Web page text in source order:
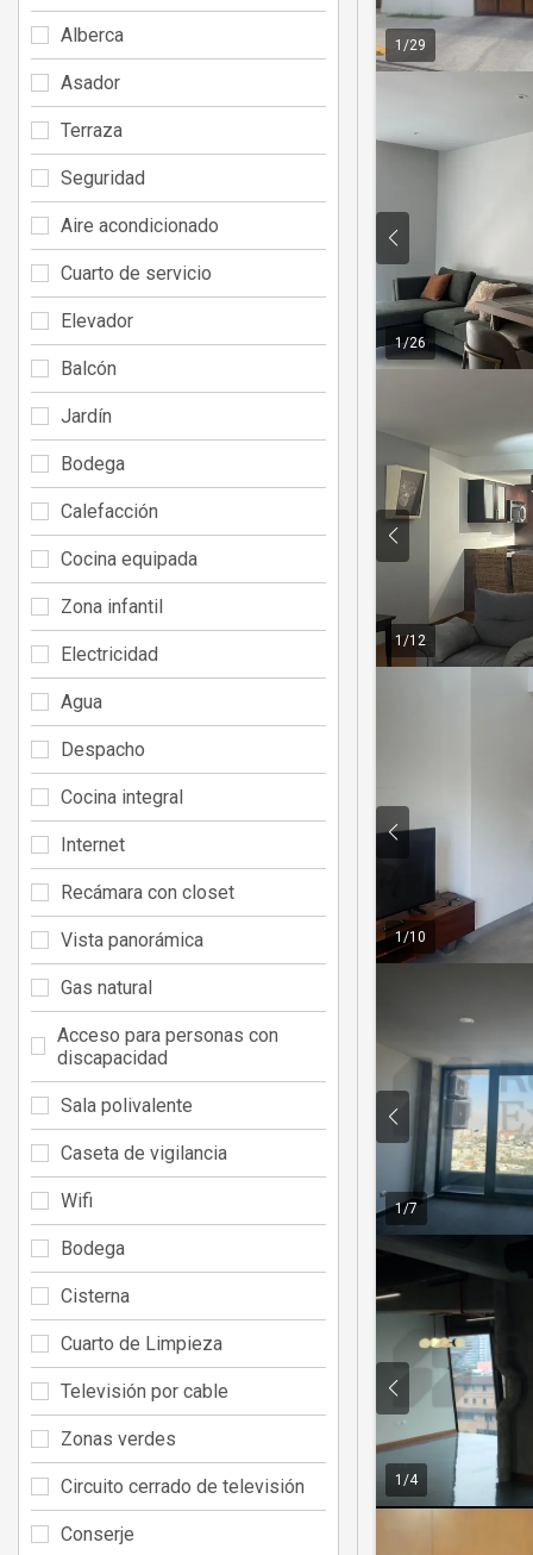
1 /29
1/26
1 /12
1/10
1/7
1 /4
Alberca
Asador
Terraza
Seguridad
Aire acondicionado
Cuarto de servicio
Elevador
Balcón
Jardín
Bodega
Calefacción
Cocina equipada
Zona infantil
Electricidad
Agua
Despacho
Cocina integral
Internet
Recámara con closet
Vista panorámica
Gas natural
Acceso para personas con
discapacidad
Sala polivalente
Caseta de vigilancia
Wifi
Bodega
Cisterna
Cuarto de Limpieza
Televisión por cable
Zonas verdes
Circuito cerrado de televisión
Conserje